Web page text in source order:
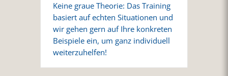
Keine graue Theorie: Das Training
basiert auf echten Situationen und
wir gehen gern auf Ihre konkreten
Beispiele ein, um ganz individuell
weiterzuhelfen!